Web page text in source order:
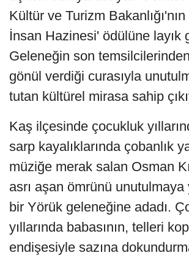
Kültür ve Turizm
İnsan Hazinesi' ödülüne layık
Geleneğin son
gönül verdiği curasıyla
tutan kültürel mirasa sahip
Kaş ilçesinde çocukluk
sarp kayalıklarında çobanlık
müziğe merak salan Osman
asrı aşan ömrünü
bir Yörük geleneğine adadı.
yıllarında babasının, telleri
endişesiyle sazına